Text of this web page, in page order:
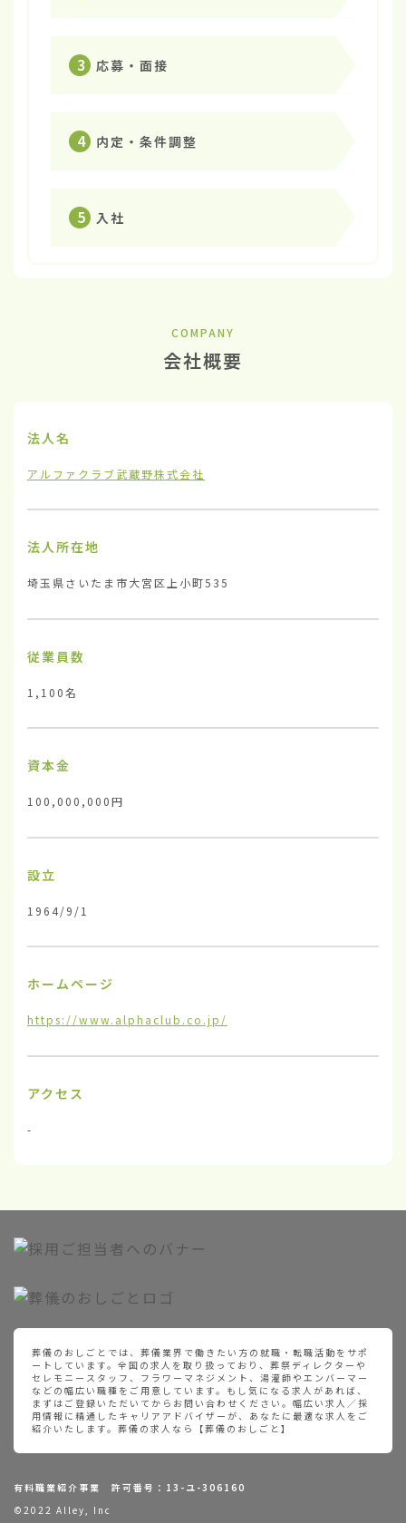
3 応募・面接
4 内定・条件調整
5 入社
COMPANY
会社概要
法人名
アルファクラブ武蔵野株式会社
法人所在地
埼玉県さいたま市大宮区上小町535
従業員数
1,100名
資本金
100,000,000円
設立
1964/9/1
ホームページ
https://www.alphaclub.co.jp/
アクセス
-
葬儀のおしごとでは、葬儀業界で働きたい方の就職・転職活動をサポ
ートしています。全国の求人を取り扱っており、葬祭ディレクターや
セレモニースタッフ、フラワーマネジメント、湯灌師やエンバーマー
などの幅広い職種をご用意しています。もし気になる求人があれば、
まずはご登録いただいてからお問い合わせください。幅広い求人／採
用情報に精通したキャリアアドバイザーが、あなたに最適な求人をご
紹介いたします。葬儀の求人なら【葬儀のおしごと】
有料職業紹介事業 許可番号：13-ユ-306160
©2022 Alley, Inc